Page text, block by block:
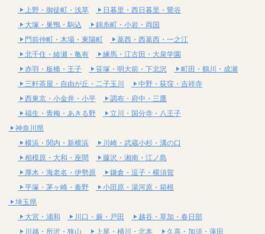
上野・御徒町・浅草
日暮里・西日暮里・鶯谷
大塚・巣鴨・駒込
錦糸町・小岩・両国
門前仲町・木場・東陽町
葛西・西葛西・一之江
北千住・綾瀬・亀有
練馬・江古田・大泉学園
赤羽・板橋・王子
笹塚・明大前・下北沢
町田・鶴川・成瀬
三軒茶屋・自由が丘・二子玉川
中野・荻窪・吉祥寺
西東京・小金井・小平
調布・府中・三鷹
福生・青梅・あきる野
立川・国分寺・八王子
神奈川県
横浜・関内・新横浜
川崎・武蔵小杉・溝の口
相模原・大和・座間
藤沢・湘南・江ノ島
厚木・海老名・伊勢原
鎌倉・逗子・横須賀
平塚・茅ヶ崎・秦野
小田原・湯河原・箱根
埼玉県
大宮・浦和
川口・蕨・戸田
越谷・草加・春日部
川越・所沢・狭山
上尾・桶川・北本 久喜・加須・蓮田